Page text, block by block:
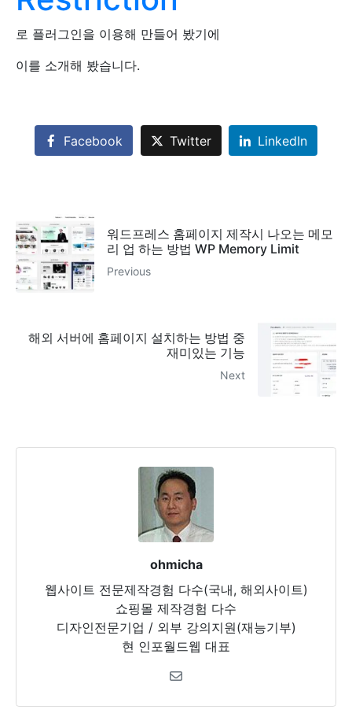
로 플러그인을 이용해 만들어 봤기에
이를 소개해 봤습니다.
Facebook Twitter LinkedIn
워드프레스 홈페이지 제작시 나오는 메모
리 업 하는 방법 WP Memory Limit
Previous
해외 서버에 홈페이지 설치하는 방법 중
재미있는 기능
Next
ohmicha
웹사이트 전문제작경험 다수(국내, 해외사이트)
쇼핑몰 제작경험 다수
디자인전문기업 / 외부 강의지원(재능기부)
현 인포월드웹 대표